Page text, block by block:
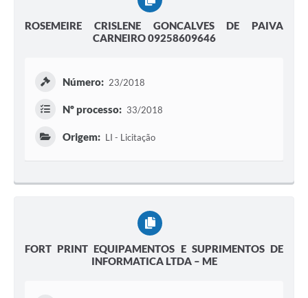
ROSEMEIRE CRISLENE GONCALVES DE PAIVA
CARNEIRO 09258609646
Número: 23/2018
Nº processo: 33/2018
Origem: LI - Licitação
FORT PRINT EQUIPAMENTOS E SUPRIMENTOS DE
INFORMATICA LTDA – ME